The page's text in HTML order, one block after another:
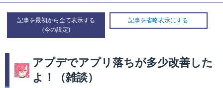
記事を最初から全て表示する 記事を省略表示にする
アプデでアプリ落ちが多少改善した
よ！（雑談）